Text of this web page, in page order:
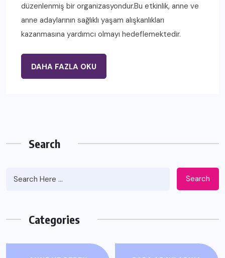
düzenlenmiş bir organizasyondur.Bu etkinlik, anne ve
anne adaylarının sağlıklı yaşam alışkanlıkları
kazanmasına yardımcı olmayı hedeflemektedir.
DAHA FAZLA OKU
Search
Search
Categories